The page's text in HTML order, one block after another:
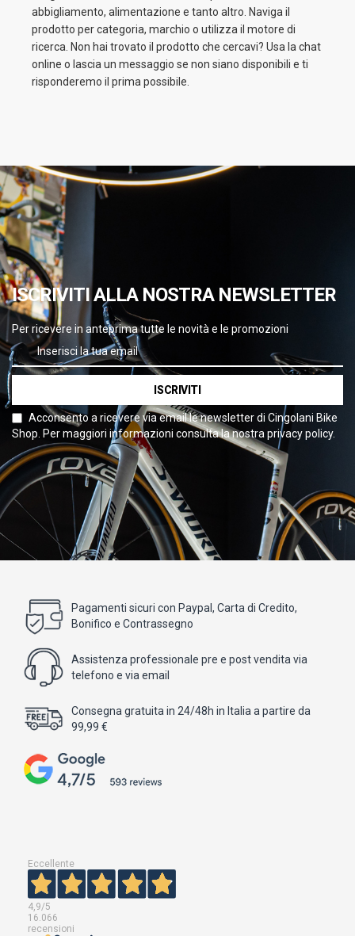
abbigliamento, alimentazione e tanto altro. Naviga il
prodotto per categoria, marchio o utilizza il motore di
ricerca. Non hai trovato il prodotto che cercavi? Usa la chat
online o lascia un messaggio se non siano disponibili e ti
risponderemo il prima possibile.
ISCRIVITI ALLA NOSTRA NEWSLETTER
Per ricevere in anteprima tutte le novità e le promozioni
ISCRIVITI
Acconsento a ricevere via email le newsletter di Cingolani Bike
Shop. Per maggiori informazioni consulta la nostra privacy policy.
Pagamenti sicuri con Paypal, Carta di Credito,
Bonifico e Contrassegno
Assistenza professionale pre e post vendita via
telefono e via email
Consegna gratuita in 24/48h in Italia a partire da
99,99 €
Eccellente
4,9/5
16.066
recensioni